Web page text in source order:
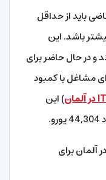
باید از حداقل
باشد. این
و در حال حاضر برای
است. برای مشاغل با کمبود
) این
آلمان برای